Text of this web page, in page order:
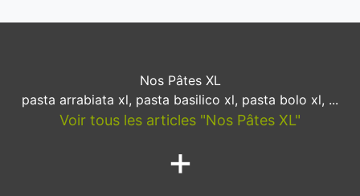
Nos Pâtes XL
pasta arrabiata xl, pasta basilico xl, pasta bolo xl, ...
Voir tous les articles "Nos Pâtes XL"
+